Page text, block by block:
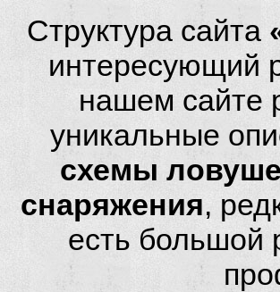
Структура сайта
интересующий
нашем сайте
уникальные
схемы
снаряжения,
есть большой